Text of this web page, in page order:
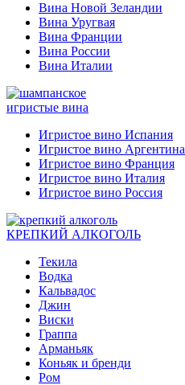
Вина Новой Зеландии
Вина Уругвая
Вина Франции
Вина России
Вина Италии
игристые вина
Игристое вино Испания
Игристое вино Аргентина
Игристое вино Франция
Игристое вино Италия
Игристое вино Россия
КРЕПКИЙ АЛКОГОЛЬ
Текила
Водка
Кальвадос
Джин
Виски
Граппа
Арманьяк
Коньяк и бренди
Ром